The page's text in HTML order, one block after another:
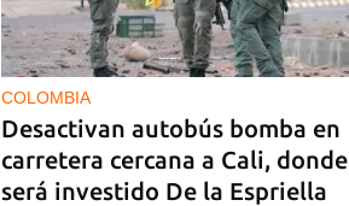
COLOMBIA
Desactivan autobús bomba en
carretera cercana a Cali, donde
será investido De la Espriella